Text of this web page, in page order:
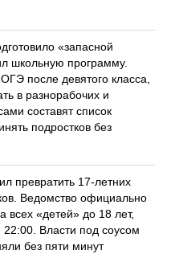
«запасной
школьную программу.
после девятого класса,
в разнорабочих и
составят список
подростков без
превратить 17-летних
Ведомство официально
всех «детей» до 18 лет,
Власти под соусом
без пяти минут